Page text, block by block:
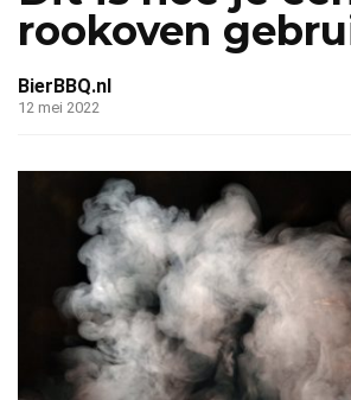
rookoven
BierBBQ.nl
12 mei 2022